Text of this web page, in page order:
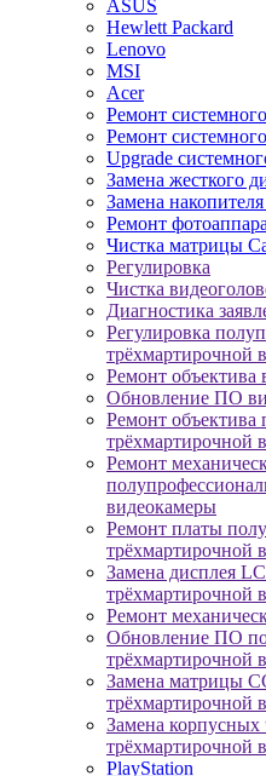
ASUS
Hewlett Packard
Lenovo
MSI
Acer
Ремонт
Ремонт
Upgrade
Замена жесткого
Замена
Ремонт
Чистка матрицы
Регулировка
Чистка
Диагностика
Регулировка
трёхмартирочной
Ремонт объектива
Обновление ПО
Ремонт объектива
трёхмартирочной
Ремонт
видеокамеры
Ремонт платы
трёхмартирочной
Замена дисплея
трёхмартирочной
Ремонт
Обновление ПО
трёхмартирочной
Замена матрицы
трёхмартирочной
Замена корпусных
трёхмартирочной
PlayStation